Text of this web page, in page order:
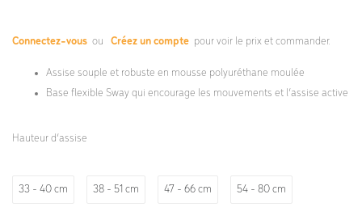
Connectez-vous ou Créez un compte pour voir le prix et commander.
Assise souple et robuste en mousse polyuréthane moulée
Base flexible Sway qui encourage les mouvements et l’assise active
Hauteur d’assise
33 - 40 cm 38 - 51 cm 47 - 66 cm 54 - 80 cm